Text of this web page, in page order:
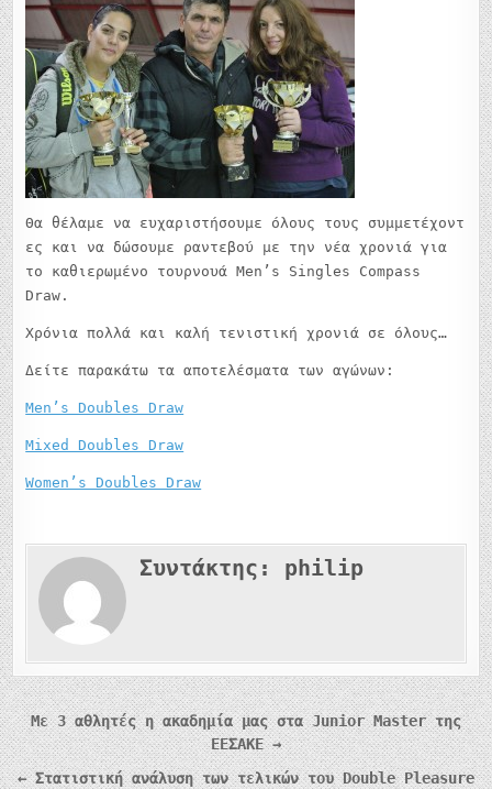
Θα θέλαμε να ευχαριστήσουμε όλους τους συμμετέχοντ
ες και να δώσουμε ραντεβού με την νέα χρονιά για
το καθιερωμένο τουρνουά Men’s Singles Compass
Draw.
Χρόνια πολλά και καλή τενιστική χρονιά σε όλους…
Δείτε παρακάτω τα αποτελέσματα των αγώνων:
Men’s Doubles Draw
Mixed Doubles Draw
Women’s Doubles Draw
Συντάκτης: philip
Πλοήγηση
άρθρων
Με 3 αθλητές η ακαδημία μας στα Junior Master της
ΕΕΣΑΚΕ →
← Στατιστική ανάλυση των τελικών του Double Pleasure